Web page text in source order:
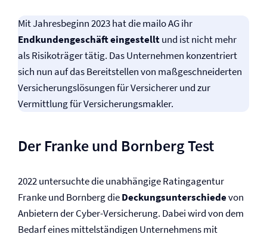
Mit Jahresbeginn 2023 hat die mailo AG ihr
Endkundengeschäft eingestelltund ist nicht mehr
als Risikoträger tätig. Das Unternehmen konzentriert
sich nun auf das Bereitstellen von maßgeschneiderten
Versicherungs­lösungen für Versicherer und zur
Vermittlung für Versicherungs­makler.
Der Franke und Bornberg Test
2022 untersuchte die unabhängige Ratingagentur
Franke und Bornberg dieDeckungsunterschiedevon
Anbietern der Cyber-Versicherung. Dabei wird von dem
Bedarf eines mittelständigen Unternehmens mit